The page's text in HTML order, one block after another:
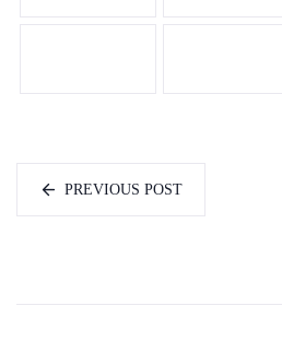
PREVIOUS POST